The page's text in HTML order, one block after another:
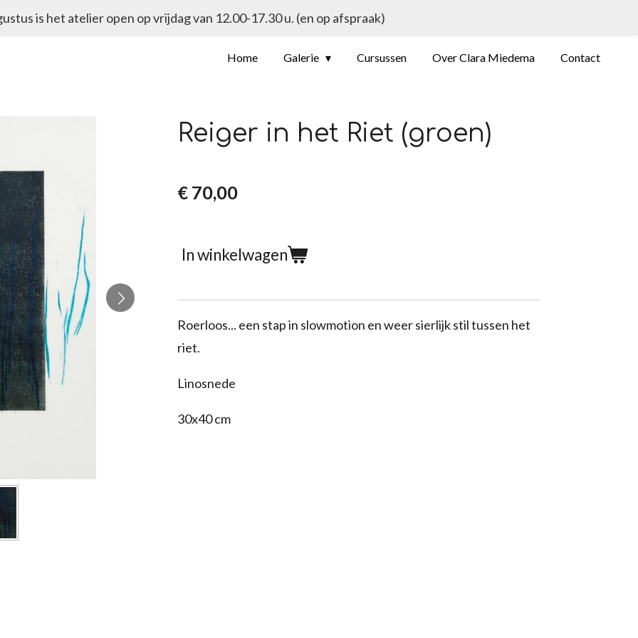
is het atelier open op vrijdag van 12.00-17.30 u. (en op afspraak)
Home Galerie Cursussen Over Clara Miedema Contact
Reiger in het Riet (groen)
€ 70,00
In winkelwagen
Roerloos... een stap in slowmotion en weer sierlijk stil tussen het
riet.
Linosnede
30x40 cm